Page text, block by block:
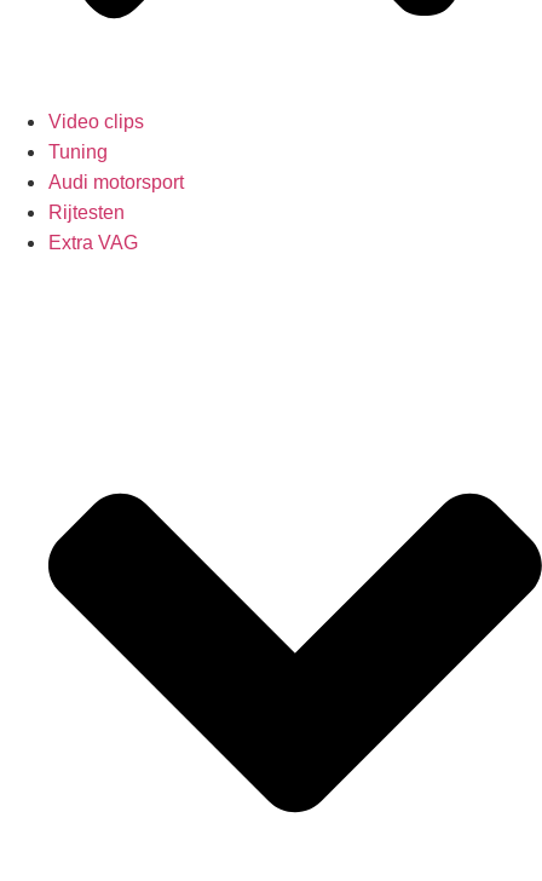
Video clips
Tuning
Audi motorsport
Rijtesten
Extra VAG